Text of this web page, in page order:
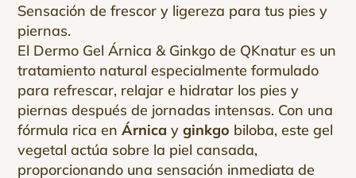
Sensación de frescor y ligereza para tus pies y
piernas.
El Dermo Gel Árnica & Ginkgo de QKnatur es un
tratamiento natural especialmente formulado
para refrescar, relajar e hidratar los pies y
piernas después de jornadas intensas. Con una
fórmula rica enÁrnica yginkgo biloba, este gel
vegetal actúa sobre la piel cansada,
proporcionando una sensación inmediata de